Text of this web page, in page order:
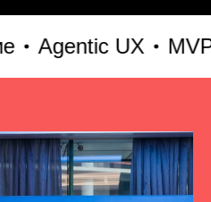
Agentic UX MVP &